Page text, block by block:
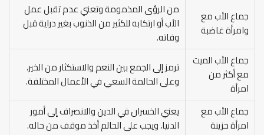
جماع الأب مع
وامرأة غاضبة
من الرؤى المذمومة وتعني عدم تقبل عمل
الأب أو ارتكابه للكثير من الذنوب بغير دراية قبل
وفاته.
جماع الأب الميت
مع أكثر من
امرأة
ترمز إلى الجمع بين النعم والاستكثار من الخير،
وعلى الحالمة السعي في الأعمال المختلفة.
جماع الأب مع
امرأة حزينة
يعني الخسران في الدين والانصراف إلى أمور
الدنيا، ويجب على الحالم أخذ موقف من حاله.